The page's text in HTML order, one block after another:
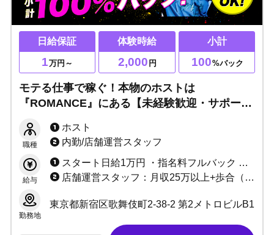
日給保証
1万円～
体験時給
2,000 円
小計
100%バック
モテる仕事で稼ぐ！本物のホストは
『ROMANCE』にある【未経験歓迎・サポート
てでも安心！最高レベルの環境でお待ちしてま
す！
職種
ホスト
内勤/店舗運営スタッフ
給与
スタート日給1万円 ・指名料フルバック ・総売上40〜55%バック ・各種賞金、皆勤手当あり
店舗運営スタッフ：月収25万以上+歩合（昇給あり） ウェイター：時給1,350円以上/昇給あり（終電あり、交通費支給）
勤務地
東京都新宿区歌舞伎町2-38-2 第2メトロビルB1